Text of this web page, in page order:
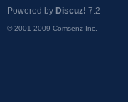
Powered by Discuz! 7.2
© 2001-2009 Comsenz Inc.